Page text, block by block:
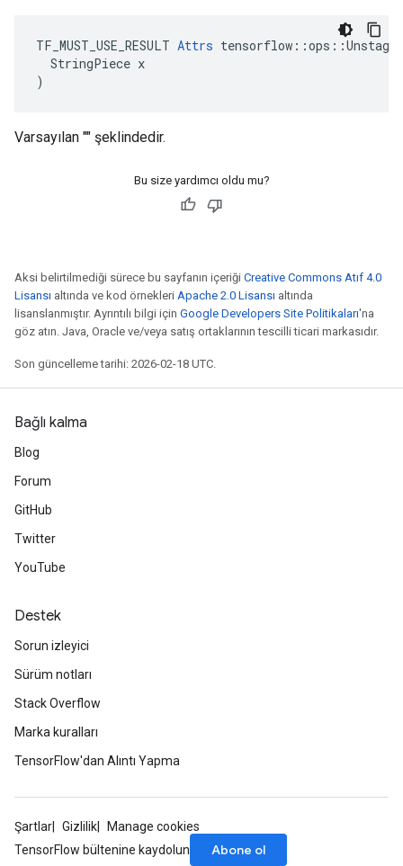
TF_MUST_USE_RESULT Attrs
  StringPiece x
)
Varsayılan "" şeklindedir.
Bu size yardımcı oldu mu?
Aksi belirtilmediği sürece bu sayfanın içeriği Creative Commons Atıf 4.0
Lisansı altında ve kod örnekleri Apache 2.0 Lisansı altında
lisanslanmıştır. Ayrıntılı bilgi için Google Developers Site Politikaları'na
göz atın. Java, Oracle ve/veya satış ortaklarının tescilli ticari markasıdır.
Son güncelleme tarihi: 2026-02-18 UTC.
Bağlı kalma
Blog
Forum
GitHub
Twitter
YouTube
Destek
Sorun izleyici
Sürüm notları
Stack Overflow
Marka kuralları
TensorFlow'dan Alıntı Yapma
Şartlar Gizlilik
Manage cookies
TensorFlow bültenine kaydolun
Abone ol